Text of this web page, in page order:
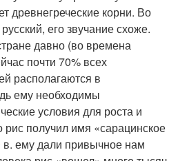
древнегреческие корни. Во
его звучание схоже.
давно (во времена
почти 70% всех
располагаются в
ему необходимы
условия для роста и
получил имя «сарацинское
ему дали привычное нам